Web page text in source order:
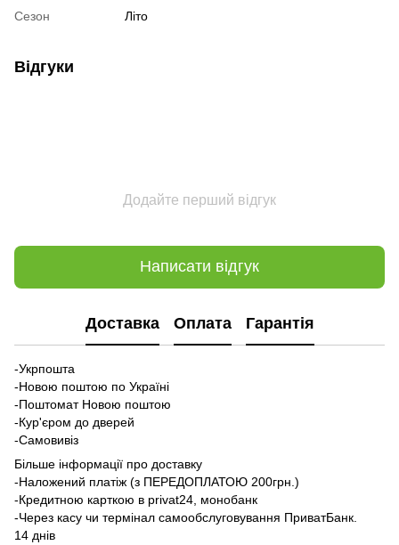
Сезон
Літо
Відгуки
Додайте перший відгук
Написати відгук
Доставка Оплата Гарантія
-Укрпошта
-Новою поштою по Україні
-Поштомат Новою поштою
-Кур'єром до дверей
-Самовивіз
Більше інформації про доставку
-Наложений платіж (з ПЕРЕДОПЛАТОЮ 200грн.)
-Кредитною карткою в privat24, монобанк
-Через касу чи термінал самообслуговування ПриватБанк.
14 днів